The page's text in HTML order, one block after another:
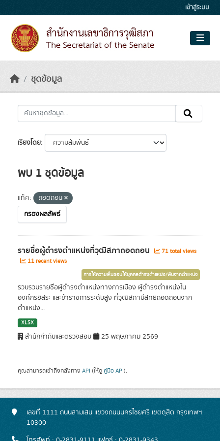
เข้าสู่ระบบ
ชุดข้อมูล
เรียงโดย
พบ 1 ชุดข้อมูล
แท็ค:
ถอดถอน
กรองผลลัพธ์
รายชื่อผู้ดำรงตำแหน่งที่วุฒิสภาถอดถอน
71 total views
11 recent views
การให้ความเห็นชอบให้บุคคลดำรงตำแหน่ง/พ้นจากตำแหน่ง
รวบรวมรายชื่อผู้ดำรงตำแหน่งทางการเมือง ผู้ดำรงตำแหน่งใน
องค์กรอิสระ และข้าราชการระดับสูง ที่วุฒิสภามีสิทธิถอดถอนจาก
ตำแหน่ง...
XLSX
สำนักกำกับและตรวจสอบ 25 พฤษภาคม 2569
คุณสามารถเข้าถึงคลังทาง API (ให้ดู คู่มือ API).
เลขที่ 1111 ถนนสามเสน แขวงถนนนครไชยศรี เขตดุสิต กรุงเทพฯ
10300